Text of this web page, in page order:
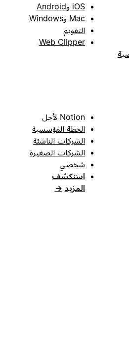
iOS وAndroid
Mac وWindows
التقويم
Web Clipper
Notion لأجل
الخطة المؤسسية
الشركات الناشئة
الشركات الصغيرة
شخصي
استكشف
المزيد →